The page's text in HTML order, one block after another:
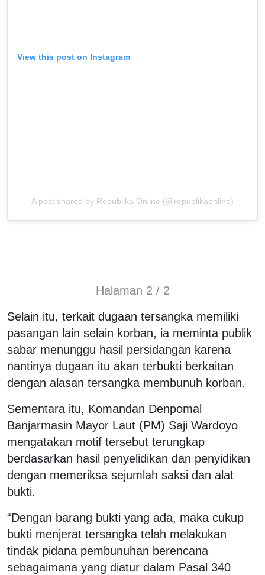
View this post on Instagram
A post shared by Republika Online (@republikaonline)
Halaman 2 / 2
Selain itu, terkait dugaan tersangka memiliki
pasangan lain selain korban, ia meminta publik
sabar menunggu hasil persidangan karena
nantinya dugaan itu akan terbukti berkaitan
dengan alasan tersangka membunuh korban.
Sementara itu, Komandan Denpomal
Banjarmasin Mayor Laut (PM) Saji Wardoyo
mengatakan motif tersebut terungkap
berdasarkan hasil penyelidikan dan penyidikan
dengan memeriksa sejumlah saksi dan alat
bukti.
“Dengan barang bukti yang ada, maka cukup
bukti menjerat tersangka telah melakukan
tindak pidana pembunuhan berencana
sebagaimana yang diatur dalam Pasal 340